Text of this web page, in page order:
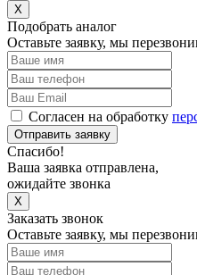
X
Подобрать аналог
Оставьте заявку, мы
Согласен на обработку
Отправить заявку
Спасибо!
Ваша заявка отправлена,
ожидайте звонка
X
Заказать звонок
Оставьте заявку, мы